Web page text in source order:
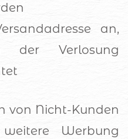
an,
Verlosung
von Nicht-Kunden
Werbung